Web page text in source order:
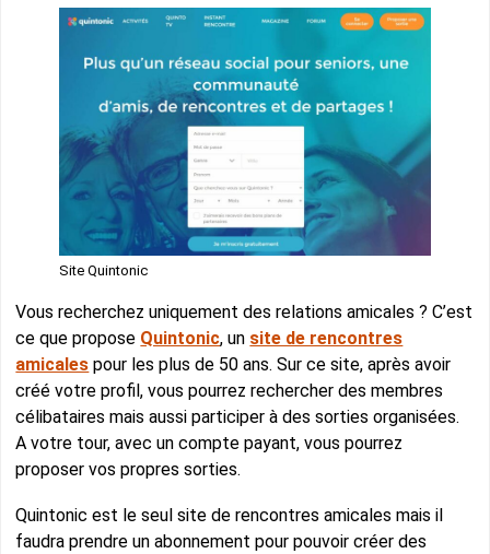
Site Quintonic
Vous recherchez uniquement des relations amicales ? C’est
ce que propose Quintonic, un site de rencontres
amicales pour les plus de 50 ans. Sur ce site, après avoir
créé votre profil, vous pourrez rechercher des membres
célibataires mais aussi participer à des sorties organisées.
A votre tour, avec un compte payant, vous pourrez
proposer vos propres sorties.
Quintonic est le seul site de rencontres amicales mais il
faudra prendre un abonnement pour pouvoir créer des